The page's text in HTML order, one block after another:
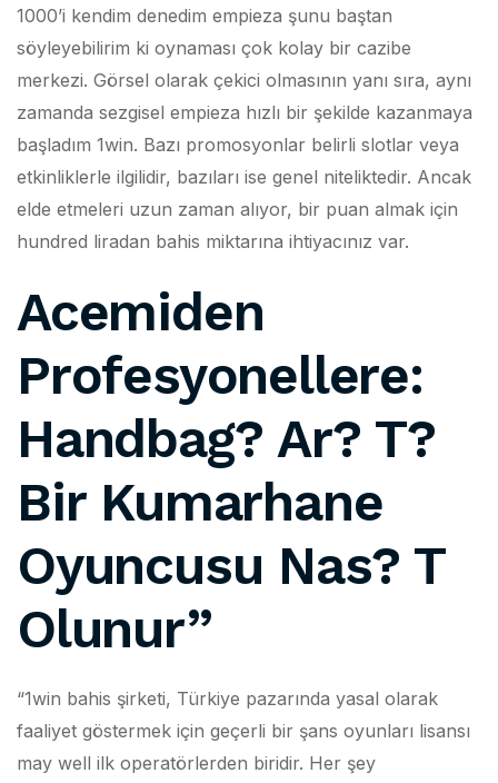
1000’i kendim denedim empieza şunu baştan
söyleyebilirim ki oynaması çok kolay bir cazibe
merkezi. Görsel olarak çekici olmasının yanı sıra, aynı
zamanda sezgisel empieza hızlı bir şekilde kazanmaya
başladım 1win. Bazı promosyonlar belirli slotlar veya
etkinliklerle ilgilidir, bazıları ise genel niteliktedir. Ancak
elde etmeleri uzun zaman alıyor, bir puan almak için
hundred liradan bahis miktarına ihtiyacınız var.
Acemiden
Profesyonellere:
Handbag? Ar? T?
Bir Kumarhane
Oyuncusu Nas? T
Olunur”
“1win bahis şirketi, Türkiye pazarında yasal olarak
faaliyet göstermek için geçerli bir şans oyunları lisansı
may well ilk operatörlerden biridir. Her şey